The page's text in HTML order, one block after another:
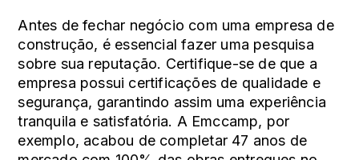
Antes de fechar negócio com uma empresa de
construção, é essencial fazer uma pesquisa
sobre sua reputação. Certifique-se de que a
empresa possui certificações de qualidade e
segurança, garantindo assim uma experiência
tranquila e satisfatória. A Emccamp, por
exemplo, acabou de completar 47 anos de